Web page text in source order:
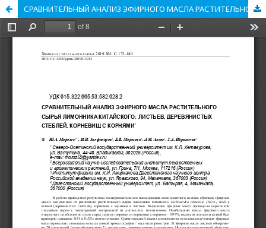
СРАВНИТЕЛЬНЫЙ АНАЛИЗ ЭФИРНОГО МАСЛА РАСТИТЕЛЬНОГО СЫРЬЯ ЛИМОННИКА КИТАЙСКОГО: ЛИСТЬЕВ, ДЕРЕВЯНИСТЫХ СТЕБЛЕЙ, КОРНЕВИЩ С КОРНЯМИ